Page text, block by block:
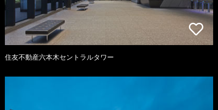
住友不動産六本木セントラルタワー